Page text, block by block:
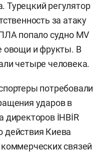
Турецкий регулятор
за атаку
попало судно MV
овощи и фрукты. В
четыре человека.
потребовали
ударов в
директоров İHBİR
действия Киева
связей